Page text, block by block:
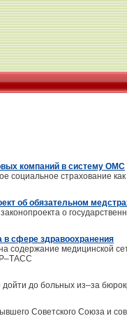
компаний в систему ОМС
социальное страхование
об обязательном
о
в сфере здравоохранения
медицинской
до больных из–за
Советского Союза